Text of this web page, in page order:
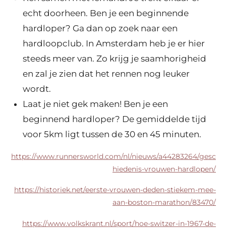
echt doorheen. Ben je een beginnende
hardloper? Ga dan op zoek naar een
hardloopclub. In Amsterdam heb je er hier
steeds meer van. Zo krijg je saamhorigheid
en zal je zien dat het rennen nog leuker
wordt.
Laat je niet gek maken! Ben je een
beginnend hardloper? De gemiddelde tijd
voor 5km ligt tussen de 30 en 45 minuten.
https://www.runnersworld.com/nl/nieuws/a44283264/gesc
hiedenis-vrouwen-hardlopen/
https://historiek.net/eerste-vrouwen-deden-stiekem-mee-
aan-boston-marathon/83470/
https://www.volkskrant.nl/sport/hoe-switzer-in-1967-de-